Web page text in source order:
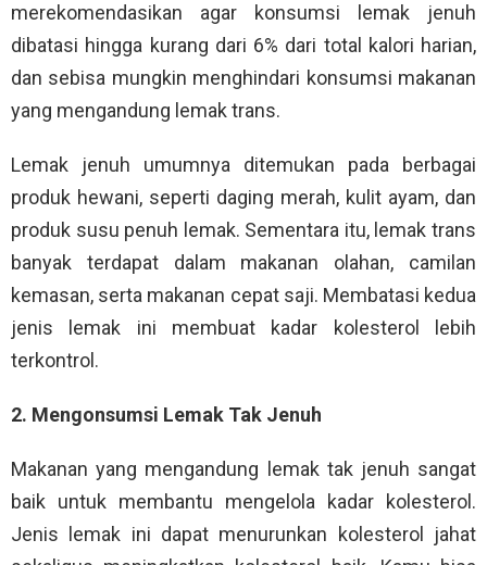
merekomendasikan agar konsumsi lemak jenuh
dibatasi hingga kurang dari 6% dari total kalori harian,
dan sebisa mungkin menghindari konsumsi makanan
yang mengandung lemak trans.
Lemak jenuh umumnya ditemukan pada berbagai
produk hewani, seperti daging merah, kulit ayam, dan
produk susu penuh lemak. Sementara itu, lemak trans
banyak terdapat dalam makanan olahan, camilan
kemasan, serta makanan cepat saji. Membatasi kedua
jenis lemak ini membuat kadar kolesterol lebih
terkontrol.
2. Mengonsumsi Lemak Tak Jenuh
Makanan yang mengandung lemak tak jenuh sangat
baik untuk membantu mengelola kadar kolesterol.
Jenis lemak ini dapat menurunkan kolesterol jahat